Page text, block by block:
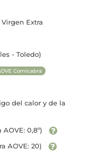
Extra
- Toledo)
Cornicabra
del calor y de la
0,8º)
AOVE: 20)